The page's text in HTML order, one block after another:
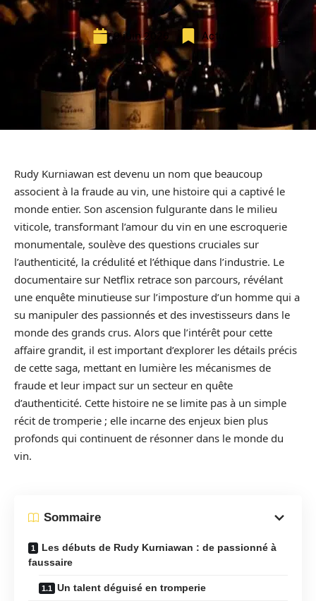
9 juin 2026 Actu
Rudy Kurniawan est devenu un nom que beaucoup
associent à la fraude au vin, une histoire qui a captivé le
monde entier. Son ascension fulgurante dans le milieu
viticole, transformant l’amour du vin en une escroquerie
monumentale, soulève des questions cruciales sur
l’authenticité, la crédulité et l’éthique dans l’industrie. Le
documentaire sur Netflix retrace son parcours, révélant
une enquête minutieuse sur l’imposture d’un homme qui a
su manipuler des passionnés et des investisseurs dans le
monde des grands crus. Alors que l’intérêt pour cette
affaire grandit, il est important d’explorer les détails précis
de cette saga, mettant en lumière les mécanismes de
fraude et leur impact sur un secteur en quête
d’authenticité. Cette histoire ne se limite pas à un simple
récit de tromperie ; elle incarne des enjeux bien plus
profonds qui continuent de résonner dans le monde du
vin.
Sommaire
Les débuts de Rudy Kurniawan : de passionné à
faussaire
Un talent déguisé en tromperie